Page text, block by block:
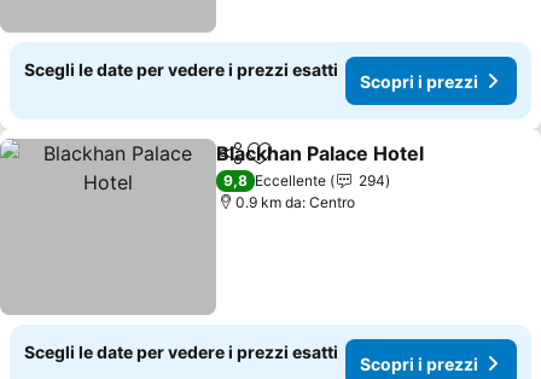
Scegli le date per vedere i prezzi esatti
Scopri i prezzi
CondividiAggiungi ai preferiti
Blackhan Palace Hotel
9,8 Eccellente
294
0.9 km da: Centro
Scegli le date per vedere i prezzi esatti
Scopri i prezzi